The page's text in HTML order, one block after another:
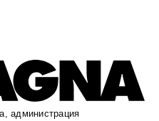
администрация